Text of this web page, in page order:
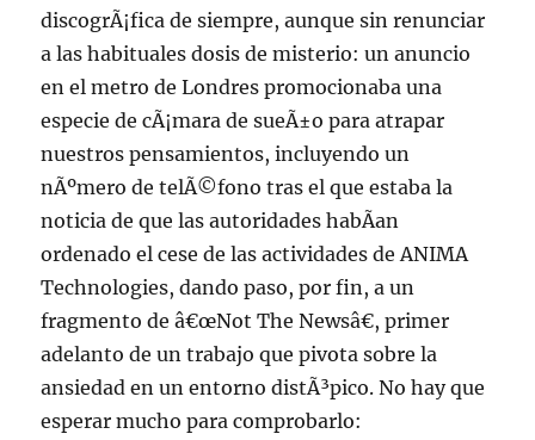
discogrÃ¡fica de siempre, aunque sin renunciar
a las habituales dosis de misterio: un anuncio
en el metro de Londres promocionaba una
especie de cÃ¡mara de sueÃ±o para atrapar
nuestros pensamientos, incluyendo un
nÃºmero de telÃ©fono tras el que estaba la
noticia de que las autoridades habÃ­an
ordenado el cese de las actividades de ANIMA
Technologies, dando paso, por fin, a un
fragmento de â€œNot The Newsâ€, primer
adelanto de un trabajo que pivota sobre la
ansiedad en un entorno distÃ³pico. No hay que
esperar mucho para comprobarlo: